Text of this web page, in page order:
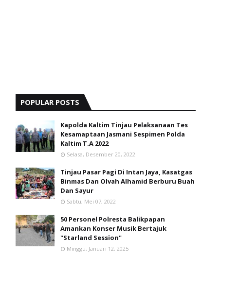
POPULAR POSTS
Kapolda Kaltim Tinjau Pelaksanaan Tes
Kesamaptaan Jasmani Sespimen Polda
Kaltim T.A 2022
Selasa, Desember 20, 2022
Tinjau Pasar Pagi Di Intan Jaya, Kasatgas
Binmas Dan Olvah Alhamid Berburu Buah
Dan Sayur
Sabtu, Mei 07, 2022
50 Personel Polresta Balikpapan
Amankan Konser Musik Bertajuk
"Starland Session"
Minggu, Januari 12, 2025